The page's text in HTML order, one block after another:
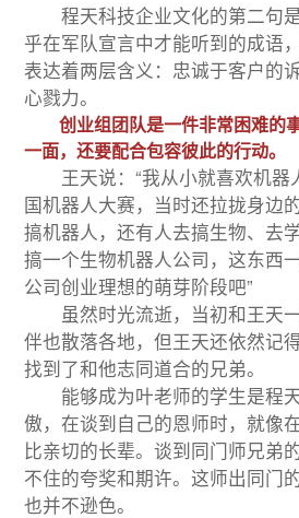
程天科技企业文化的第二句
乎在军队宣言中才能听到的成语
表达着两层含义：忠诚于客户的
心戮力。
创业组团队是一件非常困难的
一面，还要配合包容彼此的行动。
王天说：“我从小就喜欢机
国机器人大赛，当时还拉拢身边
搞机器人，还有人去搞生物、去
搞一个生物机器人公司，这东西
公司创业理想的萌芽阶段吧”
虽然时光流逝，当初和王天
伴也散落各地，但王天还依然记
找到了和他志同道合的兄弟。
能够成为叶老师的学生是程
傲，在谈到自己的恩师时，就像
比亲切的长辈。谈到同门师兄弟
不住的夸奖和期许。这师出同门
也并不逊色。